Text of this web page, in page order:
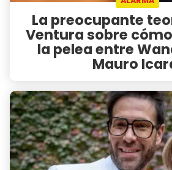
La preocupante
Ventura sobre
la pelea entre
Mauro